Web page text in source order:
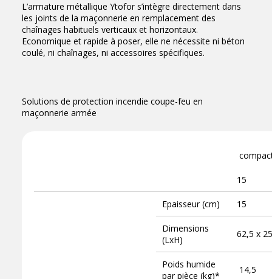
L’armature métallique Ytofor s’intègre directement dans
les joints de la maçonnerie en remplacement des
chaînages habituels verticaux et horizontaux.
Economique et rapide à poser, elle ne nécessite ni béton
coulé, ni chaînages, ni accessoires spécifiques.
Solutions de protection incendie coupe-feu en
maçonnerie armée
15
Epaisseur (cm) 15
Dimensions
(LxH)
62,5 x 25
Poids humide
par pièce (kg)*
14,5